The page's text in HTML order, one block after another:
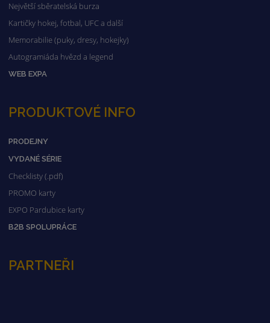
Největší sběratelská burza
Kartičky hokej, fotbal, UFC a další
Memorabilie (puky, dresy, hokejky)
Autogramiáda hvězd a legend
WEB EXPA
PRODUKTOVÉ INFO
PRODEJNY
VYDANÉ SÉRIE
Checklisty (.pdf)
PROMO karty
EXPO Pardubice karty
B2B SPOLUPRÁCE
PARTNEŘI